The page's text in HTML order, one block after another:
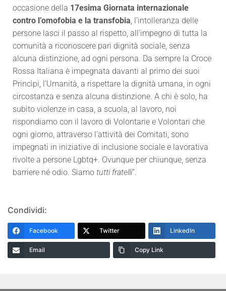
occasione della 17esima Giornata internazionale
contro l’omofobia e la transfobia, l’intolleranza delle
persone lasci il passo al rispetto, all’impegno di tutta la
comunità a riconoscere pari dignità sociale, senza
alcuna distinzione, ad ogni persona. Da sempre la Croce
Rossa Italiana è impegnata davanti al primo dei suoi
Princìpi, l’Umanità, a rispettare la dignità umana, in ogni
circostanza e senza alcuna distinzione. A chi è solo, ha
subìto violenze in casa, a scuola, al lavoro, noi
rispondiamo con il lavoro di Volontarie e Volontari che
ogni giorno, attraverso l’attività dei Comitati, sono
impegnati in iniziative di inclusione sociale e lavorativa
rivolte a persone Lgbtq+. Ovunque per chiunque, senza
barriere né odio. Siamo tutti fratelli”.
Condividi:
Facebook Twitter LinkedIn
Email Copy Link